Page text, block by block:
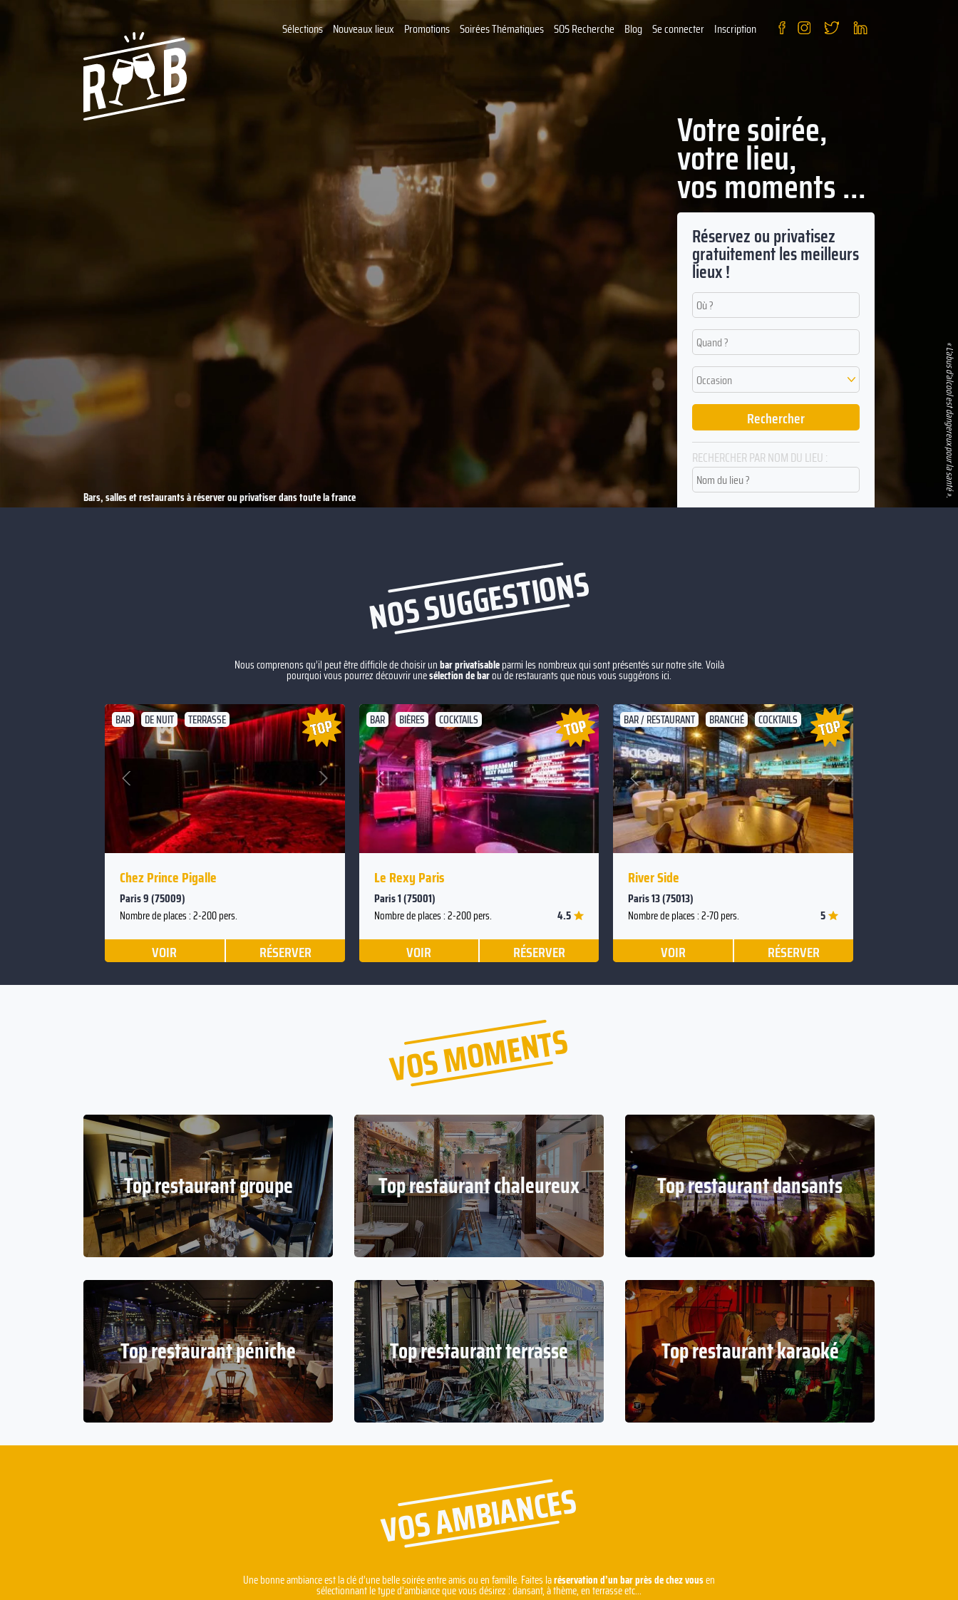
Sélections Nouveaux lieux Promotions Soirées Thématiques SOS Recherche Blog Se connecter Inscription
« L’abus d’alcool est dangereux pour la santé ».
Votre soirée,
votre lieu,
vos moments ...
Réservez ou privatisez
gratuitement les meilleurs
lieux !
Quand ?
Occasion
RECHERCHER PAR NOM DU LIEU :
Bars, salles et restaurants à réserver ou privatiser dans toute la france
NOS SUGGESTIONS
Nous comprenons qu’il peut être difficile de choisir unbar privatisableparmi les nombreux qui sont présentés sur notre site. Voilà
pourquoi vous pourrez découvrir unesélection de barou de restaurants que nous vous suggérons ici.
BAR DE NUIT TERRASSE
Précédent
Suivant
Chez Prince Pigalle
Paris 9 (75009)
Nombre de places : 2-200 pers.
VOIR RÉSERVER
BAR BIÈRES COCKTAILS
Précédent
Suivant
Le Rexy Paris
Paris 1 (75001)
Nombre de places : 2-200 pers. 4.5
VOIR RÉSERVER
BAR / RESTAURANT BRANCHÉ COCKTAILS
Précédent
Suivant
River Side
Paris 13 (75013)
Nombre de places : 2-70 pers. 5
VOIR RÉSERVER
VOS MOMENTS
Top restaurant groupe Top restaurant chaleureux Top restaurant dansants
Top restaurant péniche Top restaurant terrasse Top restaurant karaoké
VOS AMBIANCES
Une bonne ambiance est la clé d’une belle soirée entre amis ou en famille. Faites laréservation d’un bar près de chez vousen
sélectionnant le type d’ambiance que vous désirez : dansant, à thème, en terrasse etc...